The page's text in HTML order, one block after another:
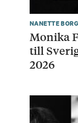
NANETTE
Monika
till
2026